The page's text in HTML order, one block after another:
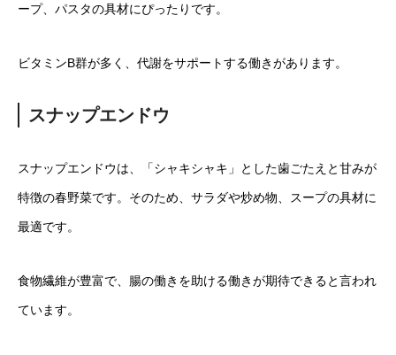
ープ、パスタの具材にぴったりです。
ビタミンB群が多く、代謝をサポートする働きがあります。
スナップエンドウ
スナップエンドウは、「シャキシャキ」とした歯ごたえと甘みが
特徴の春野菜です。そのため、サラダや炒め物、スープの具材に
最適です。
食物繊維が豊富で、腸の働きを助ける働きが期待できると言われ
ています。